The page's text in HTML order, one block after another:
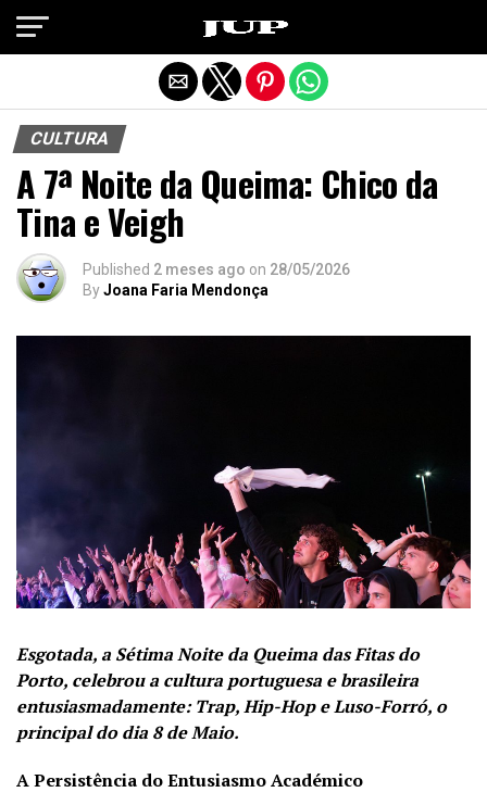
CULTURA
A 7ª Noite da Queima: Chico da
Tina e Veigh
Published 2 meses ago on 28/05/2026
ByJoana Faria Mendonça
Esgotada, a Sétima Noite da Queima das Fitas do
Porto, celebrou a cultura portuguesa e brasileira
entusiasmadamente: Trap, Hip-Hop e Luso-Forró, o
principal do dia 8 de Maio.
A Persistência do Entusiasmo Académico
Exit mobile version